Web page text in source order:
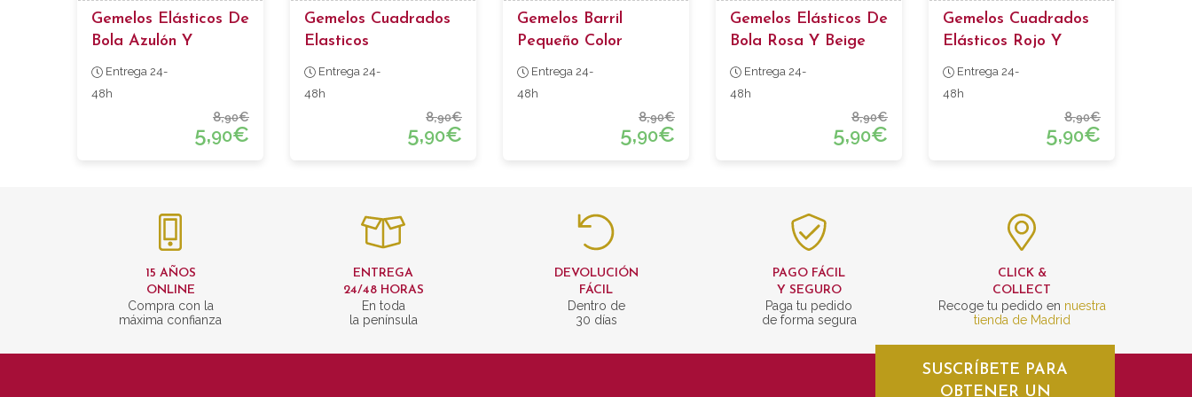
Gemelos Elásticos De
Bola Azulón Y
Celeste
Entrega 24-
48h
8,90€
5,90€
Gemelos Cuadrados
Elasticos
Entrega 24-
48h
8,90€
5,90€
Gemelos Barril
Pequeño Color
Marrón
Entrega 24-
48h
8,90€
5,90€
Gemelos Elásticos De
Bola Rosa Y Beige
Jaspeado
Entrega 24-
48h
8,90€
5,90€
Gemelos Cuadrados
Elásticos Rojo Y
Blanco
Entrega 24-
48h
8,90€
5,90€
15 AÑOS
ONLINE
Compra con la
máxima confianza
ENTREGA
24/48 HORAS
En toda
la península
DEVOLUCIÓN
FÁCIL
Dentro de
30 días
PAGO FÁCIL
Y SEGURO
Paga tu pedido
de forma segura
CLICK &
COLLECT
Recoge tu pedido en nuestra
tienda de Madrid
SUSCRÍBETE PARA
OBTENER UN